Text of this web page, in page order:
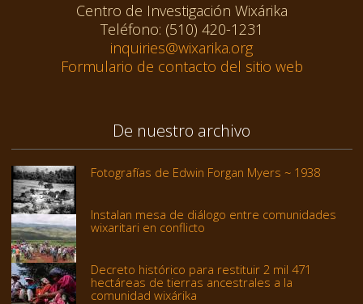
Centro de Investigación Wixárika
Teléfono: (510) 420-1231
inquiries@wixarika.org
Formulario de contacto del sitio web
De nuestro archivo
Fotografías de Edwin Forgan Myers ~ 1938
Instalan mesa de diálogo entre comunidades
wixaritari en conflicto
Decreto histórico para restituir 2 mil 471
hectáreas de tierras ancestrales a la
comunidad wixárika